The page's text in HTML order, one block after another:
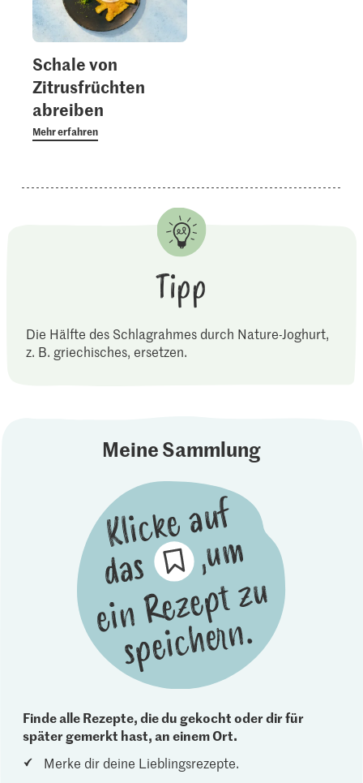
Schale von
Zitrusfrüchten
abreiben
Mehr erfahren
Tipp
Die Hälfte des Schlagrahmes durch Nature-Joghurt,
z. B. griechisches, ersetzen.
Meine Sammlung
Finde alle Rezepte, die du gekocht oder dir für
später gemerkt hast, an einem Ort.
Merke dir deine Lieblingsrezepte.